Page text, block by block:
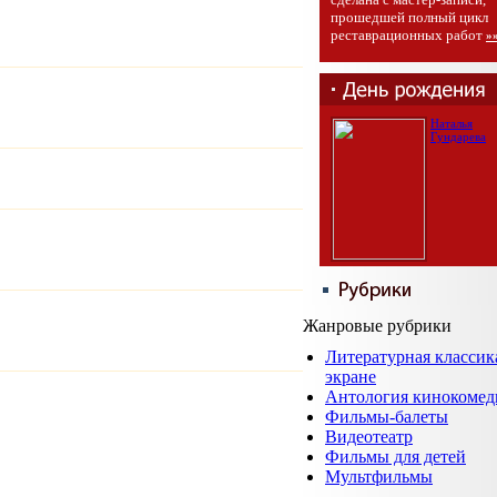
прошедшей полный цикл
реставрационных работ
Наталья
Гундарева
Жанровые рубрики
Литературная
экране
Антология
Фильмы-балеты
Видеотеатр
Фильмы для детей
Мультфильмы